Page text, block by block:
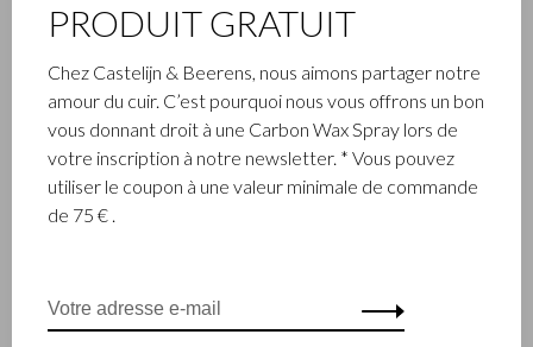
Gaucho
Tapis souris | noir
€27,50
Conférencier cuir A4 | noir
€165,00
PRODUIT GRATUIT
Chez Castelijn & Beerens, nous aimons partager notre
amour du cuir. C’est pourquoi nous vous offrons un bon
vous donnant droit à une Carbon Wax Spray lors de
votre inscription à notre newsletter. * Vous pouvez
utiliser le coupon à une valeur minimale de commande
de 75 € .